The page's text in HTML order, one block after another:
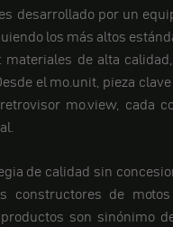
desarrollado por un
los más altos
materiales de alta
el mo.unit, pieza
mo.view, cada
de calidad sin
constructores de
son sinónimo